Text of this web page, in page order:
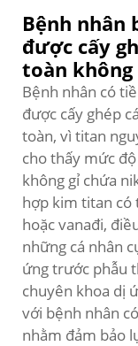
Bệnh nhân
được cấy
toàn không
Bệnh nhân có
được cấy ghép
toàn, vì titan
cho thấy mức
không gỉ chứa
hợp kim titan
hoặc vanađi,
những cá nhân
ứng trước phẫu
chuyên khoa dị
với bệnh nhân
nhằm đảm bảo